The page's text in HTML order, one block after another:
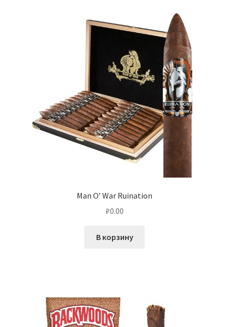
Man O’ War Ruination
₽0.00
В корзину